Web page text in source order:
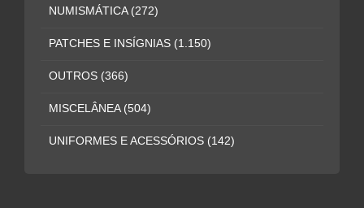
NUMISMÁTICA (272)
PATCHES E INSÍGNIAS (1.150)
OUTROS (366)
MISCELÂNEA (504)
UNIFORMES E ACESSÓRIOS (142)